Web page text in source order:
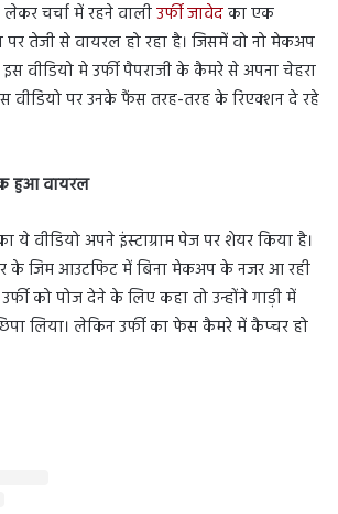
चर्चा में रहने वालीउर्फी जावेदका एक
पर तेजी से वायरल हो रहा है। जिसमें वो नो मेकअप
वीडियो मे उर्फी पैपराजी के कैमरे से अपना चेहरा
वीडियो पर उनके फैंस तरह-तरह के रिएक्शन दे रहे
हुआ वायरल
ये वीडियो अपने इंस्टाग्राम पेज पर शेयर किया है।
के जिम आउटफिट में बिना मेकअप के नजर आ रही
को पोज देने के लिए कहा तो उन्होंने गाड़ी में
लिया। लेकिन उर्फी का फेस कैमरे में कैप्चर हो